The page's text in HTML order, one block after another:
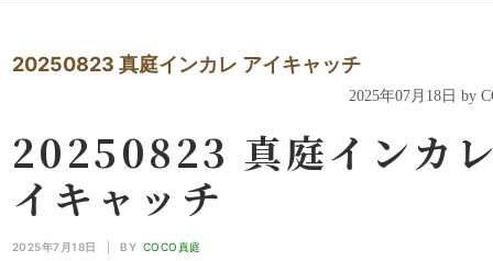
20250823 真庭インカレ アイキャッチ
2025年07月18日 by
20250823 真庭インカ
イキャッチ
2025年7月18日 BY COCO真庭